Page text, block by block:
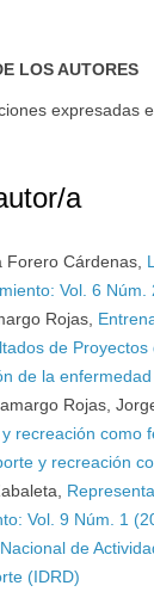
LOS AUTORES
expresadas
a
Cárdenas,
Vol. 6
Rojas,
de
de la enfermedad
Rojas,
recreación como
y recreación
Vol. 9 Núm. 1
de
(IDRD)